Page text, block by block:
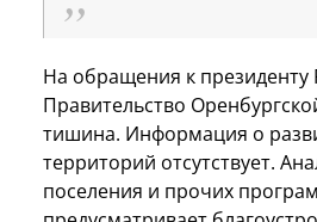
На обращения к президенту
Правительство
тишина. Информация о
территорий отсутствует.
поселения и прочих